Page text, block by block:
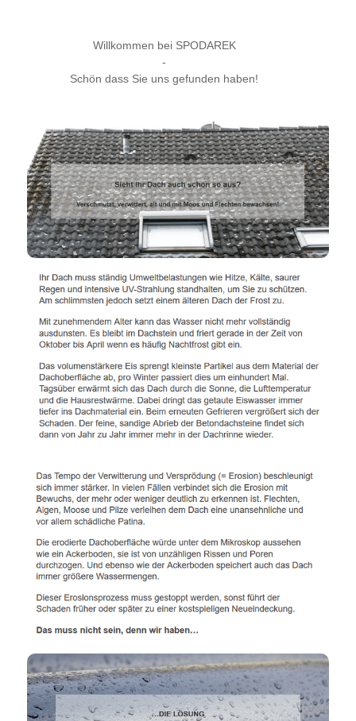
Willkommen bei SPODAREK
-
Schön dass Sie uns gefunden haben!